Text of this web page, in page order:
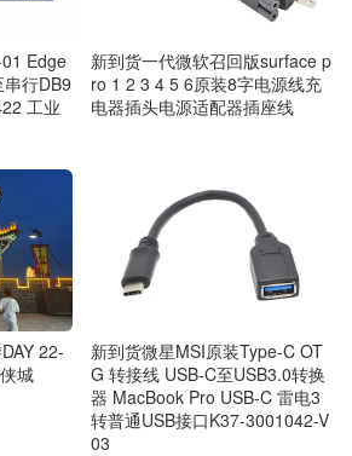
Edge
行DB9
工业
新到货一代微软召回版surface p
ro 1 2 3 4 5 6原装8字电源线充
电器插头电源适配器插座线
22-
城
新到货微星MSI原装Type-C OT
G 转接线 USB-C至USB3.0转换
器 MacBook Pro USB-C 雷电3
转普通USB接口K37-3001042-V
03